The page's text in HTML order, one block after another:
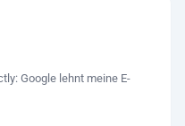
Google lehnt meine E-